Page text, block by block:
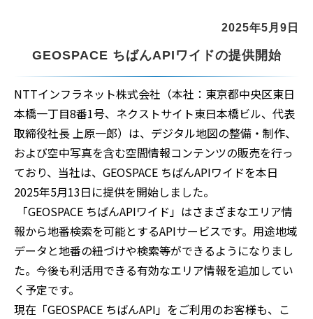
2025年5月9日
GEOSPACE ちばんAPIワイドの提供開始
NTTインフラネット株式会社（本社：東京都中央区東日
本橋一丁目8番1号、ネクストサイト東日本橋ビル、代表
取締役社長 上原一郎）は、デジタル地図の整備・制作、
および空中写真を含む空間情報コンテンツの販売を行っ
ており、当社は、GEOSPACE ちばんAPIワイドを本日
2025年5月13日に提供を開始しました。
「GEOSPACE ちばんAPIワイド」はさまざまなエリア情
報から地番検索を可能とするAPIサービスです。用途地域
データと地番の紐づけや検索等ができるようになりまし
た。今後も利活用できる有効なエリア情報を追加してい
く予定です。
現在「GEOSPACE ちばんAPI」をご利用のお客様も、こ